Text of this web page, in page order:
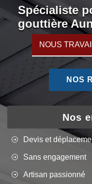
Spécialiste
gouttière
NOUS
NOS
Nos
Devis et
Sans engagement
Artisan passionné